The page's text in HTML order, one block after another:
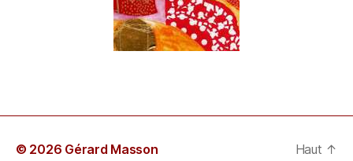
© 2026 Gérard Masson Haut ↑